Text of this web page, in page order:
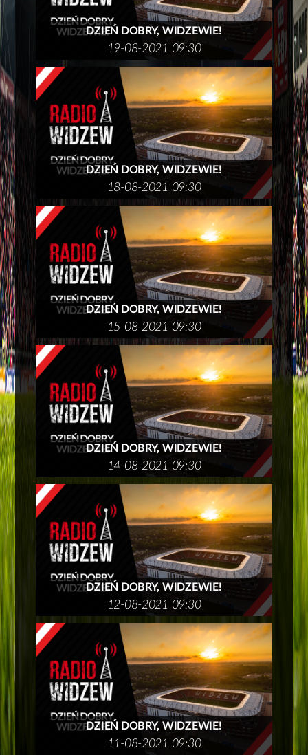
DZIEŃ DOBRY, WIDZEWIE!
19-08-2021 09:30
DZIEŃ DOBRY, WIDZEWIE!
18-08-2021 09:30
DZIEŃ DOBRY, WIDZEWIE!
15-08-2021 09:30
DZIEŃ DOBRY, WIDZEWIE!
14-08-2021 09:30
DZIEŃ DOBRY, WIDZEWIE!
12-08-2021 09:30
DZIEŃ DOBRY, WIDZEWIE!
11-08-2021 09:30